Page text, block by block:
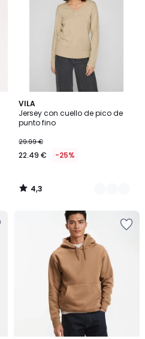
VILA
Jersey con cuello de pico de
punto fino
29.99 €
22.49 € -25%
4,3
/ 5
4
Colores
4,3
/